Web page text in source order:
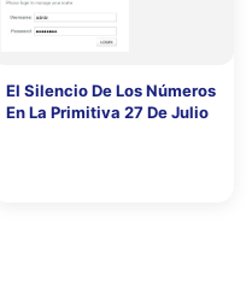
El Silencio De Los Números
En La Primitiva 27 De Julio